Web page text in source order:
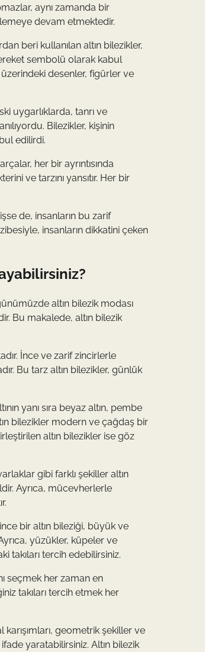
aynı zamanda bir
devam etmektedir.
beri kullanılan altın bilezikler,
sembolü olarak kabul
desenler, figürler ve
uygarlıklarda, tanrı ve
Bilezikler, kişinin
edilirdi.
her bir ayrıntısında
ve tarzını yansıtır. Her bir
de, insanların bu zarif
insanların dikkatini çeken
altın bilezik modası
Bu makalede, altın bilezik
İnce ve zarif zincirlerle
Bu tarz altın bilezikler, günlük
yanı sıra beyaz altın, pembe
bilezikler modern ve çağdaş bir
altın bilezikler ise göz
gibi farklı şekiller altın
Ayrıca, mücevherlerle
bir altın bileziği, büyük ve
yüzükler, küpeler ve
takıları tercih edebilirsiniz.
seçmek her zaman en
takıları tercih etmek her
geometrik şekiller ve
yaratabilirsiniz. Altın bilezik